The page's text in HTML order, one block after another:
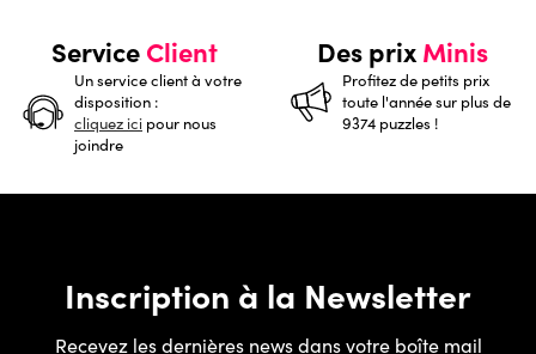
ServiceClient
Un service client à votre
disposition :
cliquez ici pour nous
joindre
Des prixMinis
Profitez de petits prix
toute l'année sur plus de
9374 puzzles !
Inscription à la Newsletter
Recevez les dernières news dans votre boîte mail